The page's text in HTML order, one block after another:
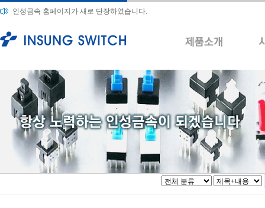
인성금속 홈페이지가 새로 단장하였습니다.